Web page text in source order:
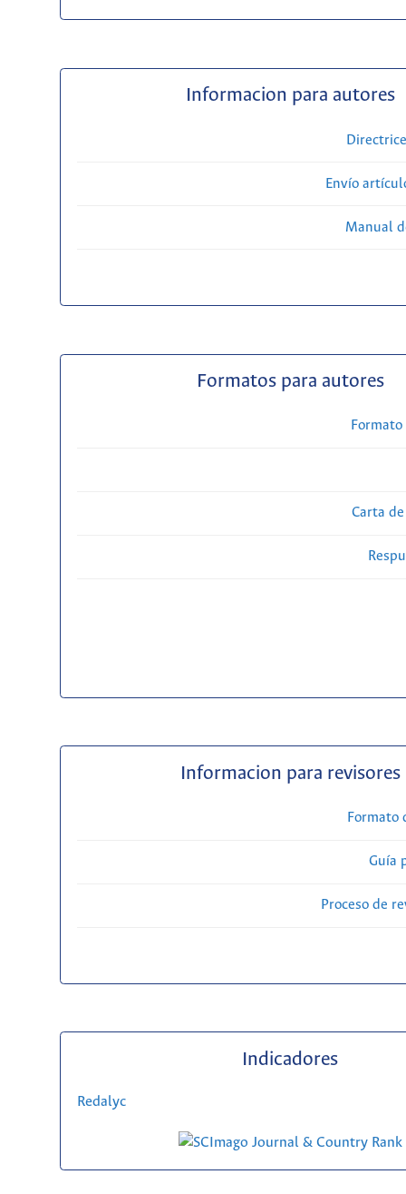
Informacion para autores
Envío
Manual
Formatos para autores
Carta
Informacion para revisores
Formato
Guía
Proceso de
Indicadores
Redalyc